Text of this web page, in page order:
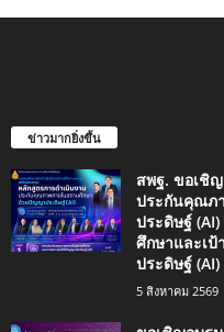
ข่าวมากยิ่งขึ้น
สพฐ. ขอเชิ
ประกันคุณภ
ประดิษฐ์
ศึกษาและเ
ประดิษฐ์
5 สิงหาคม 2569